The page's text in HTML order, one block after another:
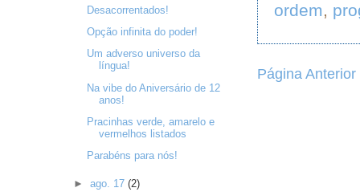
ordem,
Página Anterior
Desacorrentados!
Opção infinita do poder!
Um adverso universo da
língua!
Na vibe do Aniversário de 12
anos!
Pracinhas verde, amarelo e
vermelhos listados
Parabéns para nós!
► ago. 17 (2)